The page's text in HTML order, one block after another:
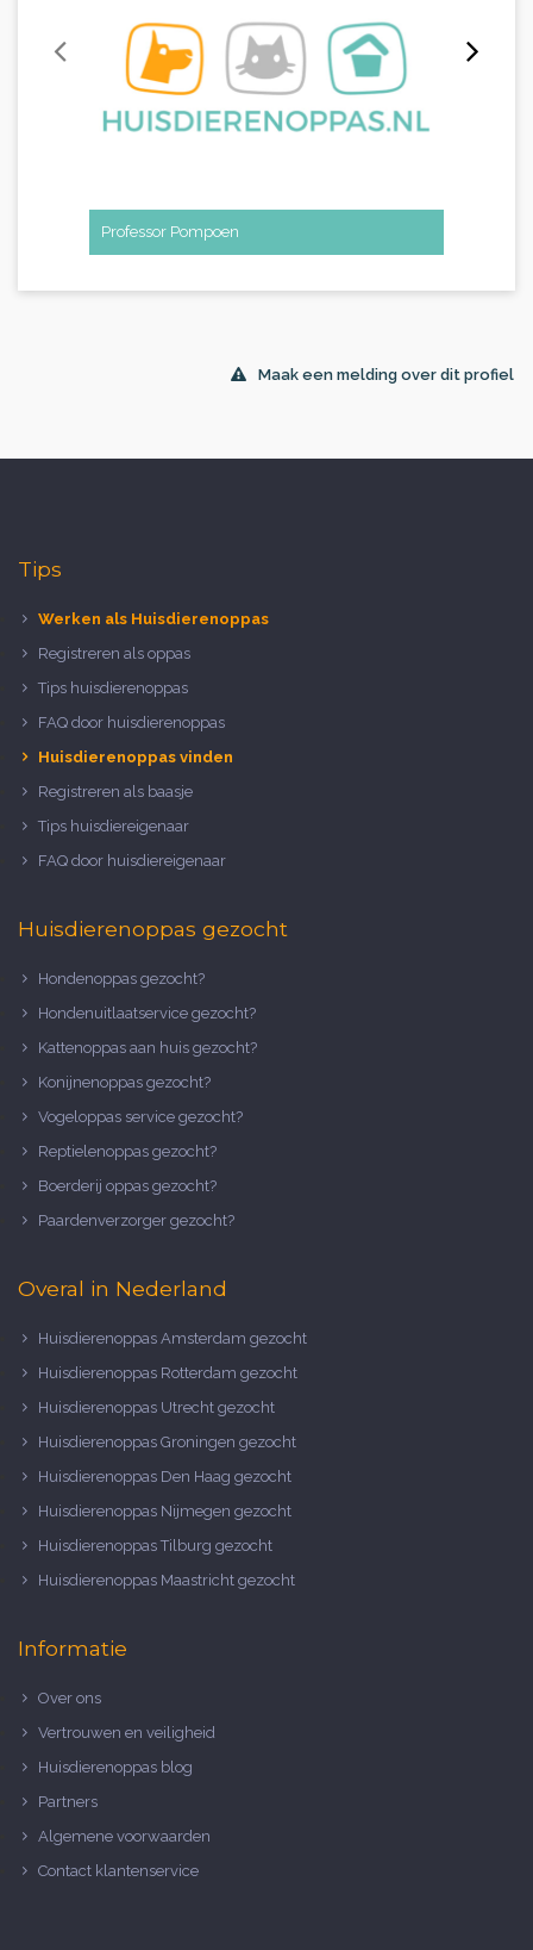
Professor Pompoen
Maak een melding over dit profiel
Tips
Werken als Huisdierenoppas
Registreren als oppas
Tips huisdierenoppas
FAQ door huisdierenoppas
Huisdierenoppas vinden
Registreren als baasje
Tips huisdiereigenaar
FAQ door huisdiereigenaar
Huisdierenoppas gezocht
Hondenoppas gezocht?
Hondenuitlaatservice gezocht?
Kattenoppas aan huis gezocht?
Konijnenoppas gezocht?
Vogeloppas service gezocht?
Reptielenoppas gezocht?
Boerderij oppas gezocht?
Paardenverzorger gezocht?
Overal in Nederland
Huisdierenoppas Amsterdam gezocht
Huisdierenoppas Rotterdam gezocht
Huisdierenoppas Utrecht gezocht
Huisdierenoppas Groningen gezocht
Huisdierenoppas Den Haag gezocht
Huisdierenoppas Nijmegen gezocht
Huisdierenoppas Tilburg gezocht
Huisdierenoppas Maastricht gezocht
Informatie
Over ons
Vertrouwen en veiligheid
Huisdierenoppas blog
Partners
Algemene voorwaarden
Contact klantenservice